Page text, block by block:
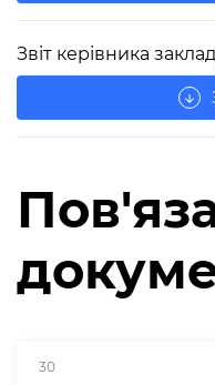
Звіт керівника
arrow_downward
Пов'язані
30